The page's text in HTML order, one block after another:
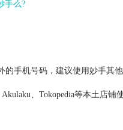
手么?
手机号码，建议使用妙手其他
、Tokopedia等本土店铺